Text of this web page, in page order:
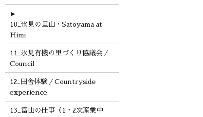
►
10_氷見の里山・Satoyama at
Himi
11_氷見有機の里づくり協議会／
Council
12_田舎体験／Countryside
experience
13_富山の仕事（1・2次産業中